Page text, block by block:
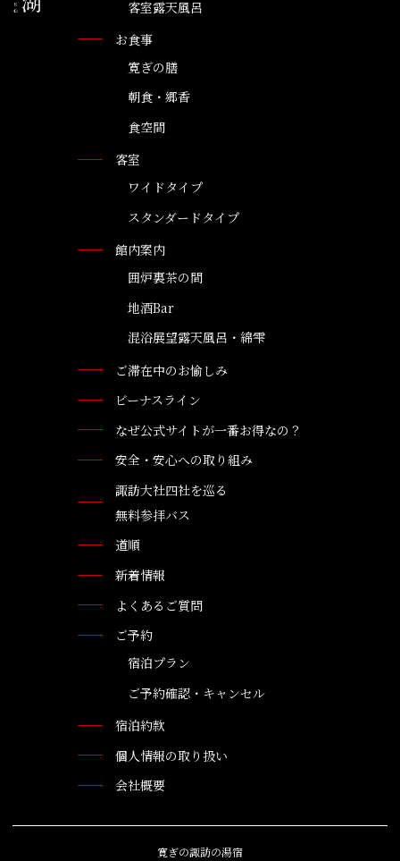
客室露天風呂
お食事
寛ぎの膳
朝食・郷香
食空間
客室
ワイドタイプ
スタンダードタイプ
館内案内
囲炉裏茶の間
地酒Bar
混浴展望露天風呂・綿雫
ご滞在中のお愉しみ
ビーナスライン
なぜ公式サイトが一番お得なの？
安全・安心への取り組み
諏訪大社四社を巡る
無料参拝バス
道順
新着情報
よくあるご質問
ご予約
宿泊プラン
ご予約確認・キャンセル
宿泊約款
個人情報の取り扱い
会社概要
寛ぎの諏訪の湯宿